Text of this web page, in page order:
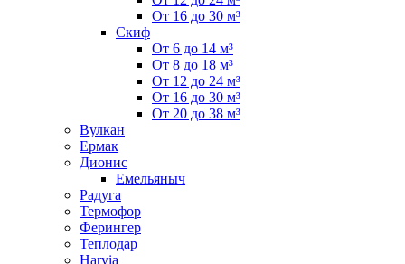
От 16 до 30 м³
Скиф
От 6 до 14 м³
От 8 до 18 м³
От 12 до 24 м³
От 16 до 30 м³
От 20 до 38 м³
Вулкан
Ермак
Дионис
Емельяныч
Радуга
Термофор
Ферингер
Теплодар
Harvia